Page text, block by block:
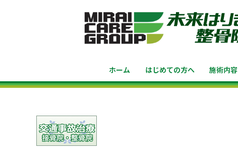
ホーム はじめての方へ 施術内容